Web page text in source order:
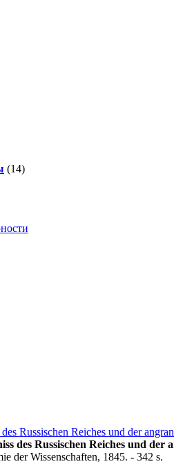
(14)
Russischen Reiches und der
des Russischen Reiches und der
der Wissenschaften, 1845. - 342 s.